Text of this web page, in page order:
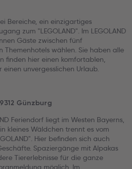
Bereiche, ein einzigartiges
zum "LEGOLAND". Im LEGOLAND
Gäste zwischen fünf
Themenhotels wählen. Sie haben alle
finden hier einen komfortablen,
unvergesslichen Urlaub.
Günzburg
Feriendorf liegt im Westen Bayerns,
kleines Wäldchen trennt es vom
Hier befinden sich auch
Spaziergänge mit Alpakas
Tiererlebnisse für die ganze
möglich. Im